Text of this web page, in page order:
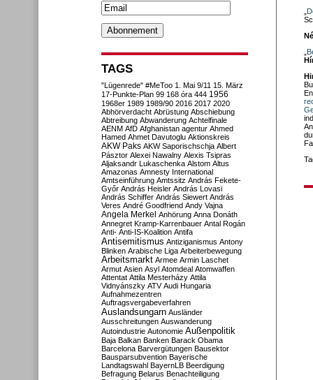
TAGS
"Lügenrede" #MeToo 1. Mai 9/11 15. März
17-Punkte-Plan 99 168 óra 444 1956
1968er 1989 1989/90 2016 2017 2020
Abhörverdacht Abrüstung Abschiebung
Abtreibung Abwanderung Achtelfinale
AENM AfD Afghanistan agentur Ahmed
Hamed Ahmet Davutoglu Aktionskreis
AKW Paks AKW Saporischschja Albert
Pásztor Alexei Nawalny Alexis Tsipras
Aljaksandr Lukaschenka Alstom Altus
Amazonas Amnesty International
Amtseinführung Amtssitz András Fekete-
Győr András Heisler András Lovasi
András Schiffer András Siewert András
Veres André Goodfriend Andy Vajna
Angela Merkel Anhörung Anna Donáth
Annegret Kramp-Karrenbauer Antal Rogán
Anti- Anti-IS-Koalition Antifa
Antisemitismus Antiziganismus Antony
Blinken Arabische Liga Arbeiterbewegung
Arbeitsmarkt Armee Armin Laschet
Armut Asien Asyl Atomdeal Atomwaffen
Attentat Attila Mesterházy Attila
Vidnyánszky ATV Audi Hungaria
Aufnahmezentren
Auftragsvergabeverfahren
Auslandsungarn Ausländer
Ausschreitungen Auswanderung
Autoindustrie Autonomie Außenpolitik
Baja Balkan Banken Barack Obama
Barcelona Barvergütungen Bausektor
Bausparsubvention Bayerische
Landtagswahl BayernLB Beerdigung
Befragung Belarus Benachteiligung